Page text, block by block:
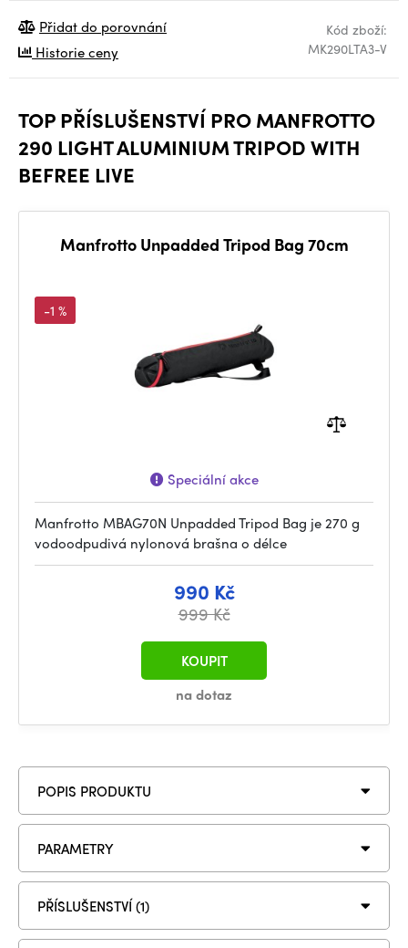
Kód zboží:
MK290LTA3-V
Přidat do porovnání
Historie ceny
TOP PŘÍSLUŠENSTVÍ PRO MANFROTTO
290 LIGHT ALUMINIUM TRIPOD WITH
BEFREE LIVE
Manfrotto Unpadded Tripod Bag 70cm
-1 %
Speciální akce
Manfrotto MBAG70N Unpadded Tripod Bag je 270 g
vodoodpudivá nylonová brašna o délce
990 Kč
999 Kč
na dotaz
KOUPIT
POPIS PRODUKTU
PARAMETRY
PŘÍSLUŠENSTVÍ (1)